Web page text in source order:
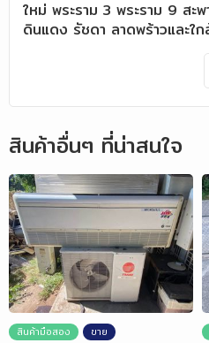
ใหม่ พระราม 3 พระราม 9 สะ
ดินแดง รัชดา ลาดพร้าวและใก
สินค้าอื่นๆ ที่น่าสนใจ
สินค้ามือสอง ขาย